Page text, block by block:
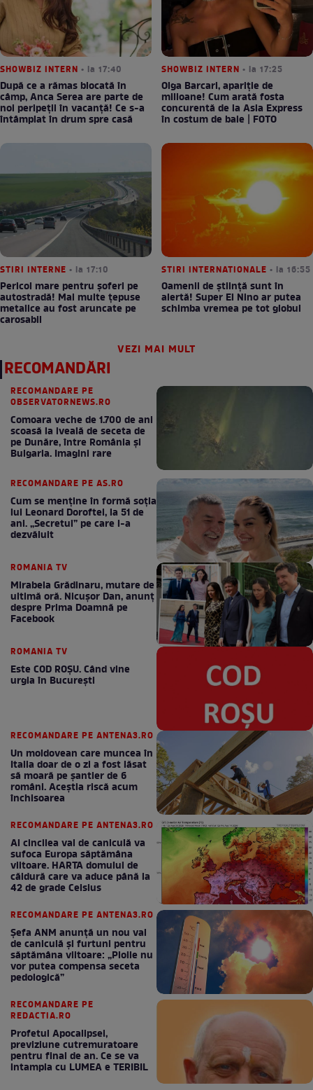
SHOWBIZ INTERN • la 17:40
După ce a rămas blocată în
câmp, Anca Serea are parte de
noi peripeții în vacanță! Ce s-a
întâmplat în drum spre casă
SHOWBIZ INTERN • la 17:25
Olga Barcari, apariție de
milioane! Cum arată fosta
concurentă de la Asia Express
în costum de baie | FOTO
STIRI INTERNE • la 17:10
Pericol mare pentru șoferi pe
autostradă! Mai multe țepuse
metalice au fost aruncate pe
carosabil
STIRI INTERNATIONALE • la 16:55
Oamenii de știință sunt în
alertă! Super El Nino ar putea
schimba vremea pe tot globul
VEZI MAI MULT
RECOMANDĂRI
RECOMANDARE PE
OBSERVATORNEWS.RO
Comoara veche de 1.700 de ani
scoasă la iveală de seceta de
pe Dunăre, între România şi
Bulgaria. Imagini rare
RECOMANDARE PE AS.RO
Cum se menţine în formă soţia
lui Leonard Doroftei, la 51 de
ani. „Secretul” pe care l-a
dezvăluit
ROMANIA TV
Mirabela Grădinaru, mutare de
ultimă oră. Nicuşor Dan, anunţ
despre Prima Doamnă pe
Facebook
ROMANIA TV
Este COD ROŞU. Când vine
urgia în Bucureşti
RECOMANDARE PE ANTENA3.RO
Un moldovean care muncea în
Italia doar de o zi a fost lăsat
să moară pe şantier de 6
români. Aceștia riscă acum
închisoarea
RECOMANDARE PE ANTENA3.RO
Al cincilea val de caniculă va
sufoca Europa săptămâna
viitoare. HARTA domului de
căldură care va aduce până la
42 de grade Celsius
RECOMANDARE PE ANTENA3.RO
Șefa ANM anunță un nou val
de caniculă și furtuni pentru
săptămâna viitoare: „Ploile nu
vor putea compensa seceta
pedologică”
RECOMANDARE PE
REDACTIA.RO
Profetul Apocalipsei,
previziune cutremuratoare
pentru final de an. Ce se va
intampla cu LUMEA e TERIBIL